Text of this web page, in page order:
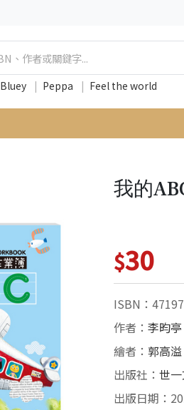
Bluey | Peppa | Feel the world
我的
$30
ISBN：
作者：李昀亭
繪者：郭高溢
出版社：世
出版日期：